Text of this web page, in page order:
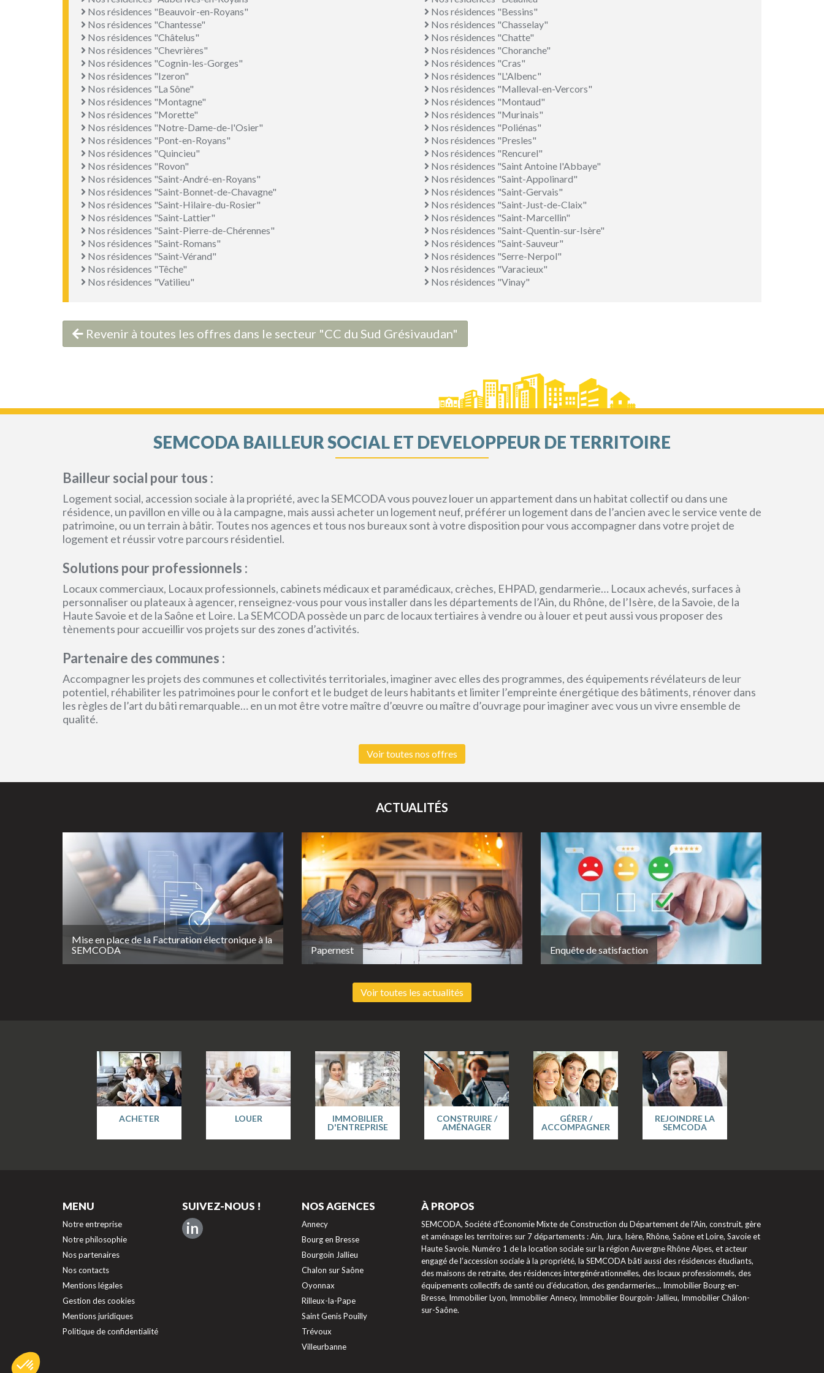
Nos résidences "Beauvoir-en-Royans"
Nos résidences "Bessins"
Nos résidences "Chantesse"
Nos résidences "Chasselay"
Nos résidences "Châtelus"
Nos résidences "Chatte"
Nos résidences "Chevrières"
Nos résidences "Choranche"
Nos résidences "Cognin-les-Gorges"
Nos résidences "Cras"
Nos résidences "Izeron"
Nos résidences "L'Albenc"
Nos résidences "La Sône"
Nos résidences "Malleval-en-Vercors"
Nos résidences "Montagne"
Nos résidences "Montaud"
Nos résidences "Morette"
Nos résidences "Murinais"
Nos résidences "Notre-Dame-de-l'Osier"
Nos résidences "Poliénas"
Nos résidences "Pont-en-Royans"
Nos résidences "Presles"
Nos résidences "Quincieu"
Nos résidences "Rencurel"
Nos résidences "Rovon"
Nos résidences "Saint Antoine l'Abbaye"
Nos résidences "Saint-André-en-Royans"
Nos résidences "Saint-Appolinard"
Nos résidences "Saint-Bonnet-de-Chavagne"
Nos résidences "Saint-Gervais"
Nos résidences "Saint-Hilaire-du-Rosier"
Nos résidences "Saint-Just-de-Claix"
Nos résidences "Saint-Lattier"
Nos résidences "Saint-Marcellin"
Nos résidences "Saint-Pierre-de-Chérennes"
Nos résidences "Saint-Quentin-sur-Isère"
Nos résidences "Saint-Romans"
Nos résidences "Saint-Sauveur"
Nos résidences "Saint-Vérand"
Nos résidences "Serre-Nerpol"
Nos résidences "Têche"
Nos résidences "Varacieux"
Nos résidences "Vatilieu"
Nos résidences "Vinay"
Revenir à toutes les offres dans le secteur "CC du Sud Grésivaudan"
SEMCODA BAILLEUR SOCIAL ET DEVELOPPEUR DE TERRITOIRE
Bailleur social pour tous :
Logement social, accession sociale à la propriété, avec la SEMCODA vous pouvez louer un appartement dans un habitat collectif ou dans une
résidence, un pavillon en ville ou à la campagne, mais aussi acheter un logement neuf, préférer un logement dans de l’ancien avec le service vente de
patrimoine, ou un terrain à bâtir. Toutes nos agences et tous nos bureaux sont à votre disposition pour vous accompagner dans votre projet de
logement et réussir votre parcours résidentiel.
Solutions pour professionnels :
Locaux commerciaux, Locaux professionnels, cabinets médicaux et paramédicaux, crèches, EHPAD, gendarmerie… Locaux achevés, surfaces à
personnaliser ou plateaux à agencer, renseignez-vous pour vous installer dans les départements de l’Ain, du Rhône, de l’Isère, de la Savoie, de la
Haute Savoie et de la Saône et Loire. La SEMCODA possède un parc de locaux tertiaires à vendre ou à louer et peut aussi vous proposer des
tènements pour accueillir vos projets sur des zones d’activités.
Partenaire des communes :
Accompagner les projets des communes et collectivités territoriales, imaginer avec elles des programmes, des équipements révélateurs de leur
potentiel, réhabiliter les patrimoines pour le confort et le budget de leurs habitants et limiter l’empreinte énergétique des bâtiments, rénover dans
les règles de l’art du bâti remarquable… en un mot être votre maître d’œuvre ou maître d’ouvrage pour imaginer avec vous un vivre ensemble de
qualité.
Voir toutes nos offres
ACTUALITÉS
Mise en place de la Facturation électronique à la
SEMCODA
Papernest Enquête de satisfaction
Voir toutes les actualités
ACHETER LOUER
IMMOBILIER
D'ENTREPRISE
CONSTRUIRE /
AMÉNAGER
GÉRER /
ACCOMPAGNER
REJOINDRE LA
SEMCODA
MENU
Notre entreprise
Notre philosophie
Nos partenaires
Nos contacts
Mentions légales
Gestion des cookies
Mentions juridiques
Politique de confidentialité
SUIVEZ-NOUS !
in
NOS AGENCES
Annecy
Bourg en Bresse
Bourgoin Jallieu
Chalon sur Saône
Oyonnax
Rilleux-la-Pape
Saint Genis Pouilly
Trévoux
Villeurbanne
À PROPOS
SEMCODA, Société d'Économie Mixte de Construction du Département de l'Ain, construit, gère
et aménage les territoires sur 7 départements : Ain, Jura, Isère, Rhône, Saône et Loire, Savoie et
Haute Savoie. Numéro 1 de la location sociale sur la région Auvergne Rhône Alpes, et acteur
engagé de l’accession sociale à la propriété, la SEMCODA bâti aussi des résidences étudiants,
des maisons de retraite, des résidences intergénérationnelles, des locaux professionnels, des
équipements collectifs de santé ou d’éducation, des gendarmeries… Immobilier Bourg-en-
Bresse, Immobilier Lyon, Immobilier Annecy, Immobilier Bourgoin-Jallieu, Immobilier Châlon-
sur-Saône.
Notre plateforme vous permet d'adapter et de gérer vos paramètres de confidentialité, en garantissant la conformité avec les réglementations. Personnalisez vos préférences pour contrôler la